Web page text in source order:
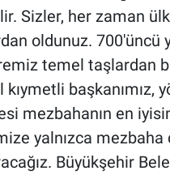
Sizler, her zaman
oldunuz. 700'üncü
temel taşlardan
başkanımız,
mezbahanın en
yalnızca mezbaha
Büyükşehir